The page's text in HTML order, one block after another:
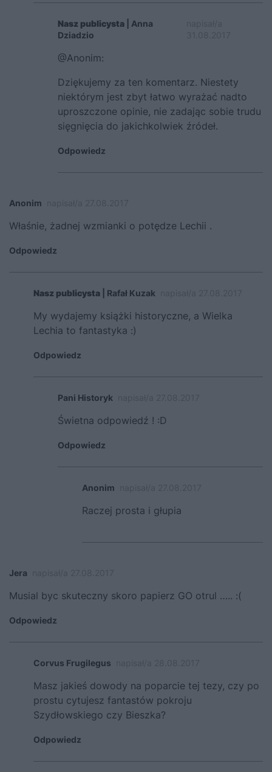
Nasz publicysta | Anna
Dziadzio
@Anonim:
Dziękujemy za ten komentarz. Niestety
niektórym jest zbyt łatwo wyrażać nadto
uproszczone opinie, nie zadając sobie trudu
sięgnięcia do jakichkolwiek źródeł.
Odpowiedz
Anonim
Właśnie, żadnej wzmianki o potędze Lechii .
Odpowiedz
Nasz publicysta | Rafał Kuzak
My wydajemy książki historyczne, a Wielka
Lechia to fantastyka :)
Odpowiedz
Pani Historyk
Świetna odpowiedź ! :D
Odpowiedz
Anonim
Raczej prosta i głupia
Jera
Musial byc skuteczny skoro papierz GO otrul ….. :(
Odpowiedz
Corvus Frugilegus
Masz jakieś dowody na poparcie tej tezy, czy po
prostu cytujesz fantastów pokroju
Szydłowskiego czy Bieszka?
Odpowiedz